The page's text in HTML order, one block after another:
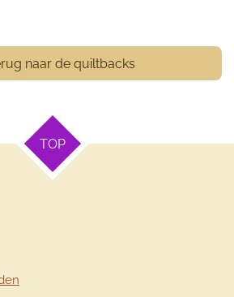
naar de quiltbacks
TOP